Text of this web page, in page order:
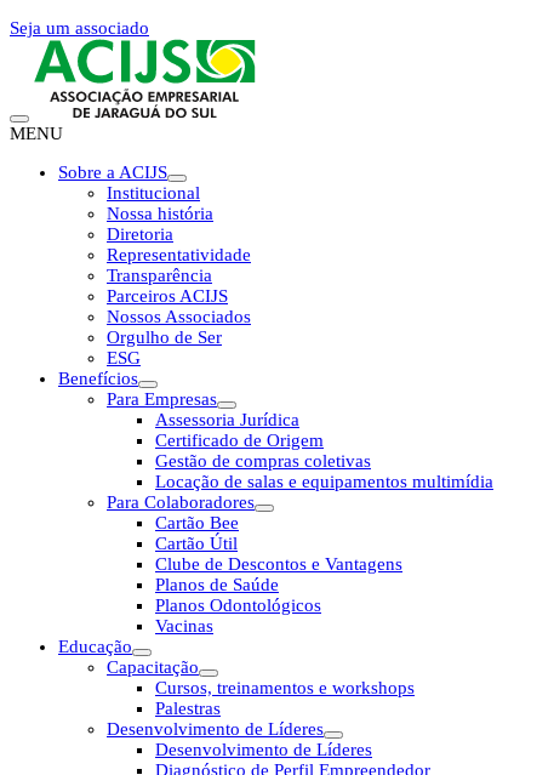
Seja um associado
MENU
Sobre a ACIJS
Institucional
Nossa história
Diretoria
Representatividade
Transparência
Parceiros ACIJS
Nossos Associados
Orgulho de Ser
ESG
Benefícios
Para Empresas
Assessoria Jurídica
Certificado de Origem
Gestão de compras coletivas
Locação de salas e equipamentos multimídia
Para Colaboradores
Cartão Bee
Cartão Útil
Clube de Descontos e Vantagens
Planos de Saúde
Planos Odontológicos
Vacinas
Educação
Capacitação
Cursos, treinamentos e workshops
Palestras
Desenvolvimento de Líderes
Desenvolvimento de Líderes
Diagnóstico de Perfil Empreendedor